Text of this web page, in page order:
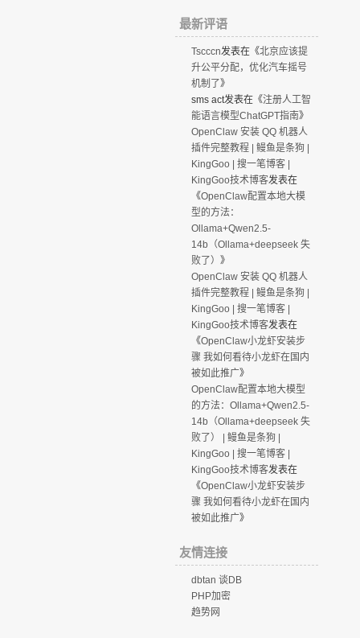
最新评语
Tscccn发表在《北京应该提
升公平分配，优化汽车摇号
机制了》
sms act发表在《注册人工智
能语言模型ChatGPT指南》
OpenClaw 安装 QQ 机器人
插件完整教程 | 鳗鱼是条狗 |
KingGoo | 搜一笔博客 |
KingGoo技术博客发表在
《OpenClaw配置本地大模
型的方法：
Ollama+Qwen2.5-
14b（Ollama+deepseek 失
败了）
》
OpenClaw 安装 QQ 机器人
插件完整教程 | 鳗鱼是条狗 |
KingGoo | 搜一笔博客 |
KingGoo技术博客发表在
《OpenClaw小龙虾安装步
骤 我如何看待小龙虾在国内
被如此推广》
OpenClaw配置本地大模型
的方法：Ollama+Qwen2.5-
14b（Ollama+deepseek 失
败了） | 鳗鱼是条狗 |
KingGoo | 搜一笔博客 |
KingGoo技术博客发表在
《OpenClaw小龙虾安装步
骤 我如何看待小龙虾在国内
被如此推广》
友情连接
dbtan 谈DB
PHP加密
趋势网